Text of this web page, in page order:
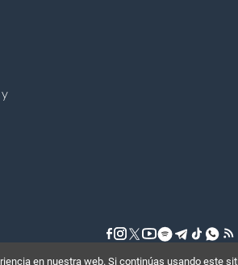
en nuestra web. Si continúas usando este